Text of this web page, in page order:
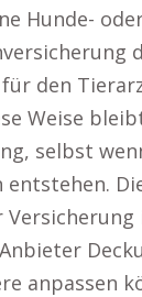
Hunde-
den
Weise
selbst
anpassen